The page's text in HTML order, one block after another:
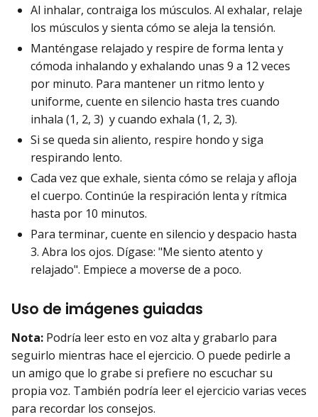
Al inhalar, contraiga los músculos. Al exhalar, relaje
los músculos y sienta cómo se aleja la tensión.
Manténgase relajado y respire de forma lenta y
cómoda inhalando y exhalando unas 9 a 12 veces
por minuto. Para mantener un ritmo lento y
uniforme, cuente en silencio hasta tres cuando
inhala (1, 2, 3) y cuando exhala (1, 2, 3).
Si se queda sin aliento, respire hondo y siga
respirando lento.
Cada vez que exhale, sienta cómo se relaja y afloja
el cuerpo. Continúe la respiración lenta y rítmica
hasta por 10 minutos.
Para terminar, cuente en silencio y despacio hasta
3. Abra los ojos. Dígase: "Me siento atento y
relajado". Empiece a moverse de a poco.
Uso de imágenes guiadas
Nota: Podría leer esto en voz alta y grabarlo para
seguirlo mientras hace el ejercicio. O puede pedirle a
un amigo que lo grabe si prefiere no escuchar su
propia voz. También podría leer el ejercicio varias veces
para recordar los consejos.